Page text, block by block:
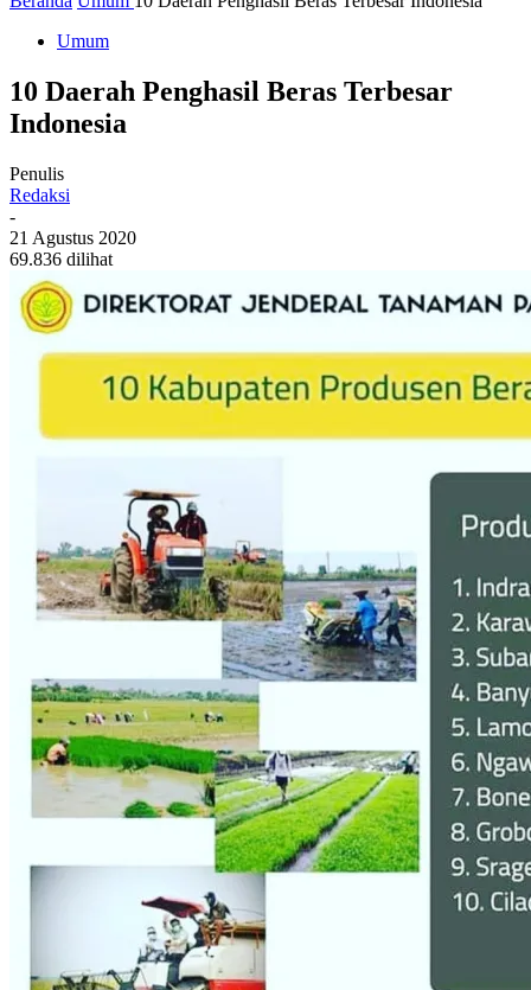
Umum
10 Daerah Penghasil Beras Terbesar
Indonesia
Penulis
Redaksi
-
21 Agustus 2020
69.836 dilihat